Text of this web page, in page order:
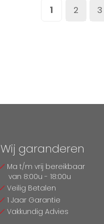
U lees
1 Pagina
2 3
Wij garanderen
Ma t/m vrij bereikbaar
van 8:00u - 18:00u
Veilig Betalen
1 Jaar Garantie
Vakkundig Advies